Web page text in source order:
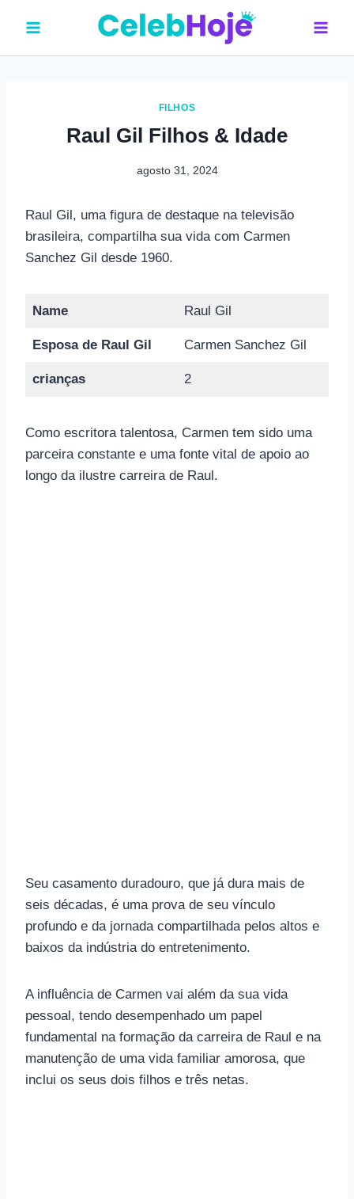
o
FILHOS
Raul Gil Filhos & Idade
agosto 31, 2024
Raul Gil, uma figura de destaque na televisão
brasileira, compartilha sua vida com Carmen
Sanchez Gil desde 1960.
Name Raul Gil
Esposa de Raul Gil Carmen Sanchez Gil
crianças 2
Como escritora talentosa, Carmen tem sido uma
parceira constante e uma fonte vital de apoio ao
longo da ilustre carreira de Raul.
Seu casamento duradouro, que já dura mais de
seis décadas, é uma prova de seu vínculo
profundo e da jornada compartilhada pelos altos e
baixos da indústria do entretenimento.
A influência de Carmen vai além da sua vida
pessoal, tendo desempenhado um papel
fundamental na formação da carreira de Raul e na
manutenção de uma vida familiar amorosa, que
inclui os seus dois filhos e três netas.